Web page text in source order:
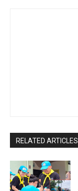
RELATED ARTICLES